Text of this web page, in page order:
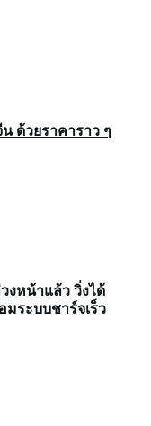
ด้วยราคาราว ๆ
งหน้าแล้ว วิ่งได้
มระบบชาร์จเร็ว